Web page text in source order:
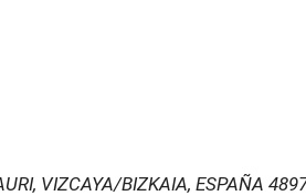
VIZCAYA/BIZKAIA, ESPAÑA